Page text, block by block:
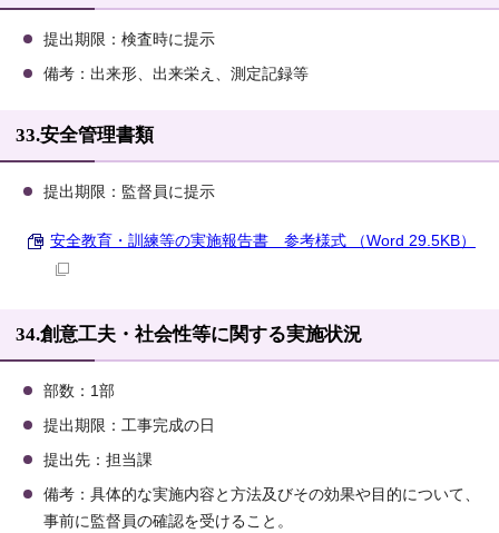
提出期限：検査時に提示
備考：出来形、出来栄え、測定記録等
33.安全管理書類
提出期限：監督員に提示
安全教育・訓練等の実施報告書 参考様式 （Word 29.5KB）
34.創意工夫・社会性等に関する実施状況
部数：1部
提出期限：工事完成の日
提出先：担当課
備考：具体的な実施内容と方法及びその効果や目的について、
事前に監督員の確認を受けること。